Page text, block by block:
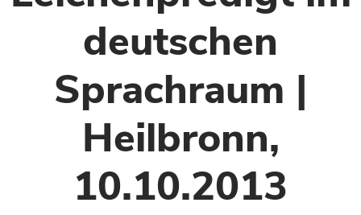
deutschen
Sprachraum |
Heilbronn,
10.10.2013